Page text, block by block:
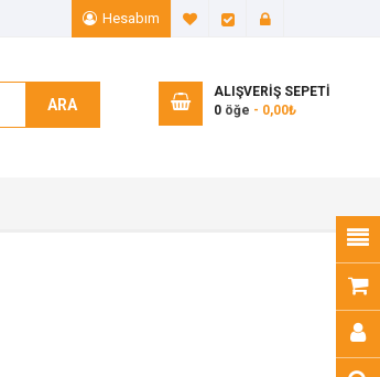
Hesabım A. Listem (0)
Ödeme
ARA
ALIŞVERIŞ SEPETI
0 öğe - 0,00₺